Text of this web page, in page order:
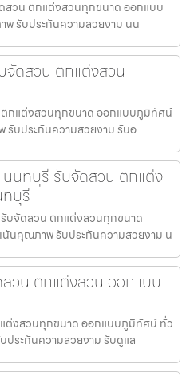
วน ตกแต่งสวนทุกขนาด ออกแบบ
พ รับประกันความสวยงาม นน
จัดสวน ตกแต่งสวน
กแต่งสวนทุกขนาด ออกแบบภูมิทัศน์
รับประกันความสวยงาม รับอ
นทบุรี รับจัดสวน ตกแต่ง
บุรี
บจัดสวน ตกแต่งสวนทุกขนาด
น้นคุณภาพ รับประกันความสวยงาม น
วน ตกแต่งสวน ออกแบบ
ต่งสวนทุกขนาด ออกแบบภูมิทัศน์ ทั่ว
ประกันความสวยงาม รับดูแล